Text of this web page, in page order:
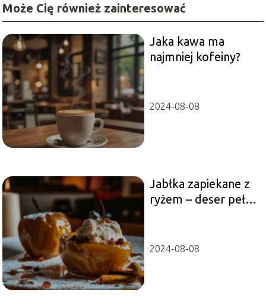
Może Cię również zainteresować
Jaka kawa ma
najmniej kofeiny?
2024-08-08
Jabłka zapiekane z
ryżem – deser pełen
2024-08-08